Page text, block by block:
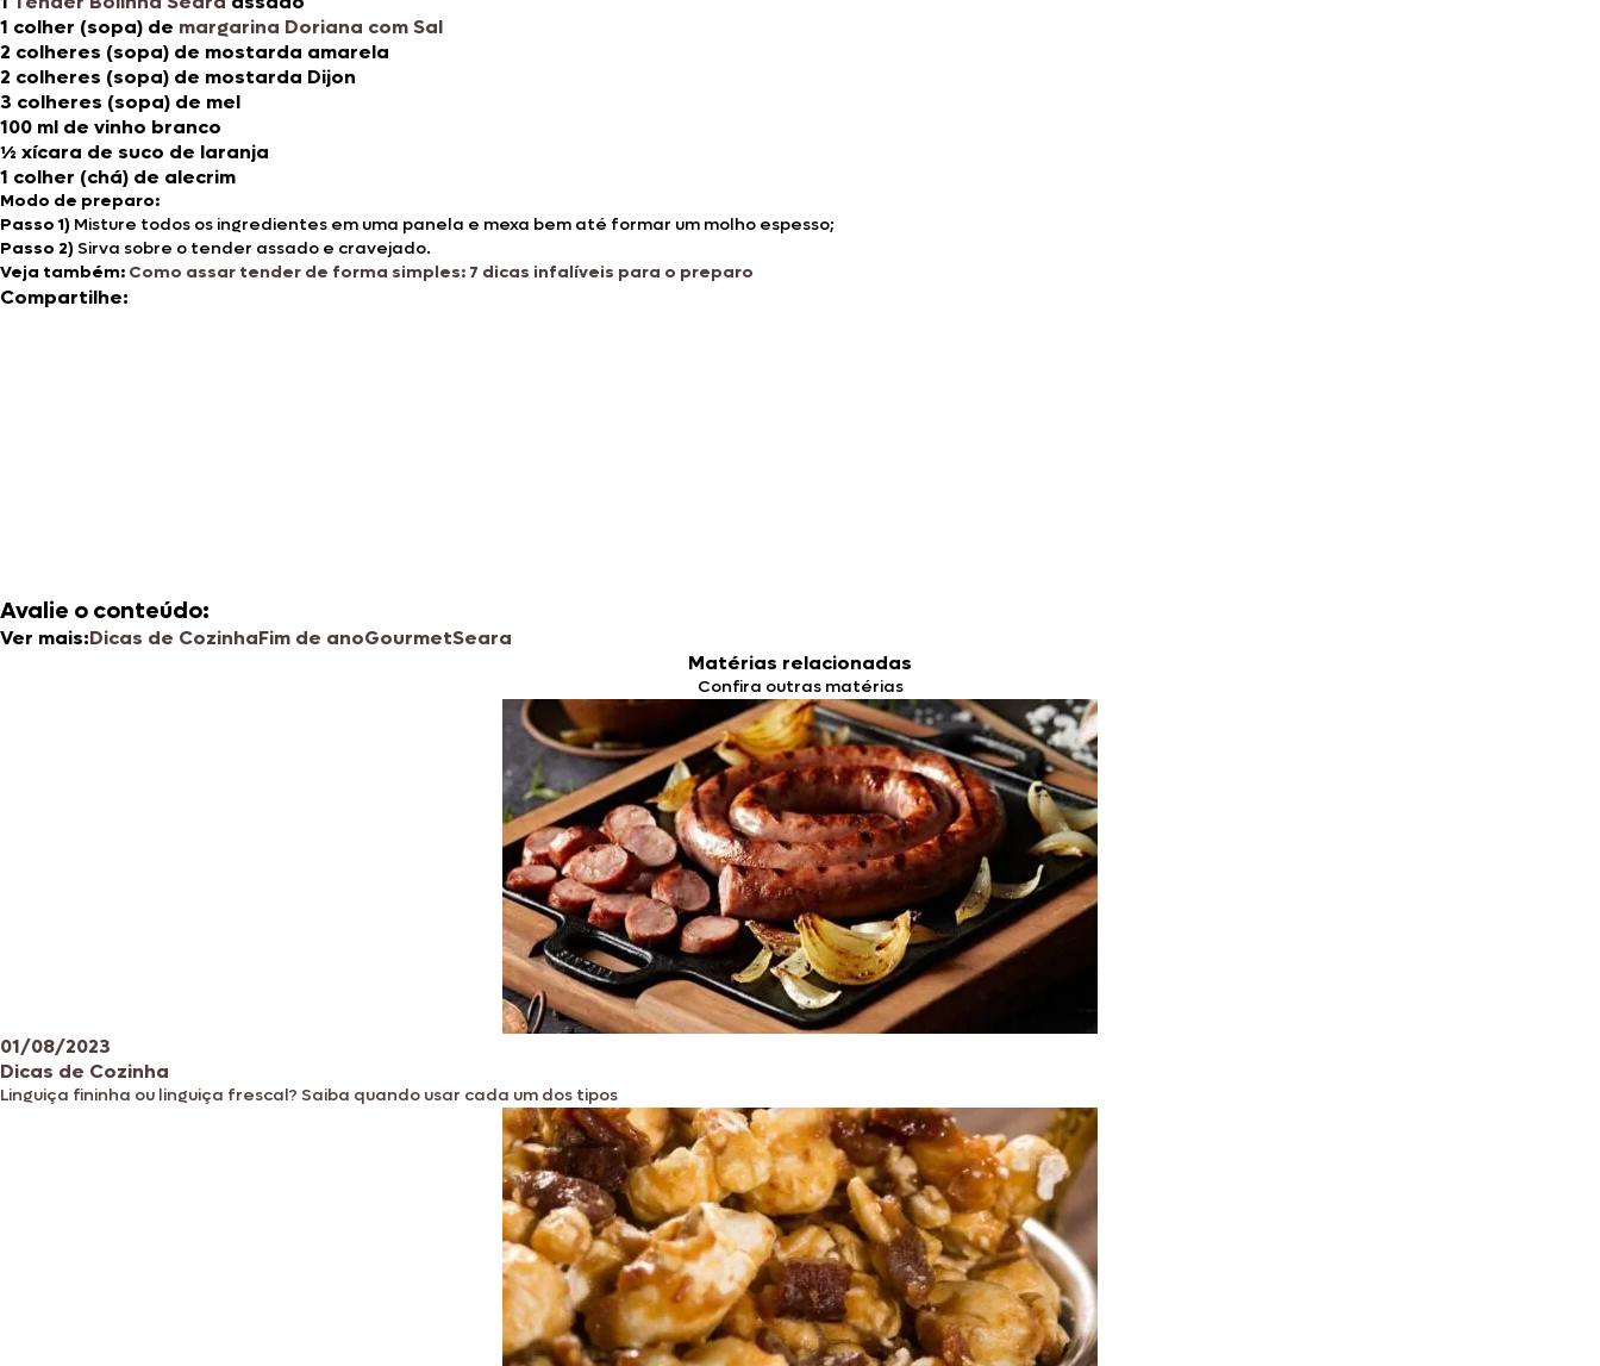
1 colher (sopa) de margarina Doriana com Sal
2 colheres (sopa) de mostarda amarela
2 colheres (sopa) de mostarda Dijon
3 colheres (sopa) de mel
100 ml de vinho branco
½ xícara de suco de laranja
1 colher (chá) de alecrim
Modo de preparo:
Passo 1) Misture todos os ingredientes em uma panela e mexa bem até formar um molho espesso;
Passo 2) Sirva sobre o tender assado e cravejado.
Veja também: Como assar tender de forma simples: 7 dicas infalíveis para o preparo
Compartilhe:
Avalie o conteúdo:
Ver mais:Dicas de CozinhaFim de anoGourmetSeara
Matérias relacionadas
Confira outras matérias
01/08/2023
Dicas de Cozinha
Linguiça fininha ou linguiça frescal? Saiba quando usar cada um dos tipos